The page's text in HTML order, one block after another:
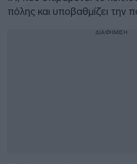
πόλης και υποβαθμίζει την
ΔΙΑΦΗΜΙΣΗ